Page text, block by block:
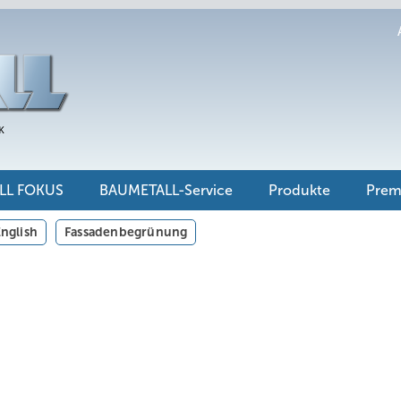
FOKUS BAUMETALL-Service Produkte
Fassadenbegrünung